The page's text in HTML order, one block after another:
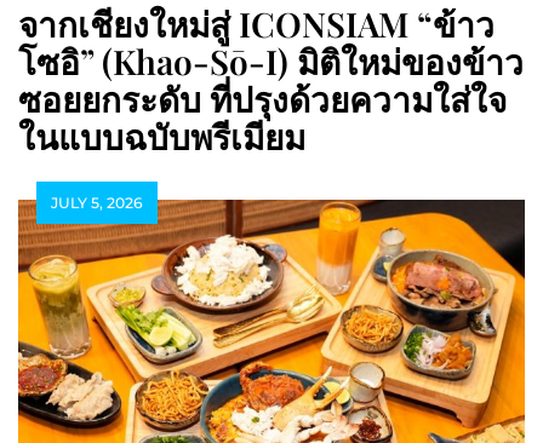
จากเชียงใหม่สู่ ICONSIAM “ข้าว
โซอิ” (Khao-Sō-I) มิติใหม่ของข้าว
ซอยยกระดับ ที่ปรุงด้วยความใส่ใจ
ในแบบฉบับพรีเมียม
JULY 5, 2026